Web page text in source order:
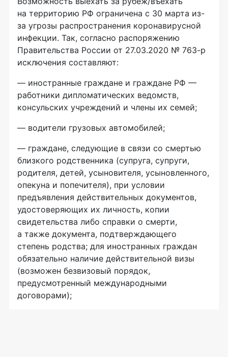
на территорию РФ ограничена с 30 марта из-
за угрозы распространения коронавирусной
инфекции. Так, согласно распоряжению
Правительства России от 27.03.2020 № 763-р
исключения составляют:
— иностранные граждане и граждане РФ —
работники дипломатических ведомств,
консульских учреждений и члены их семей;
— водители грузовых автомобилей;
— граждане, следующие в связи со смертью
близкого родственника (супруга, супруги,
родителя, детей, усыновителя, усыновленного,
опекуна и попечителя), при условии
предъявления действительных документов,
удостоверяющих их личность, копии
свидетельства либо справки о смерти,
а также документа, подтверждающего
степень родства; для иностранных граждан
обязательно наличие действительной визы
(возможен безвизовый порядок,
предусмотренный международными
договорами);